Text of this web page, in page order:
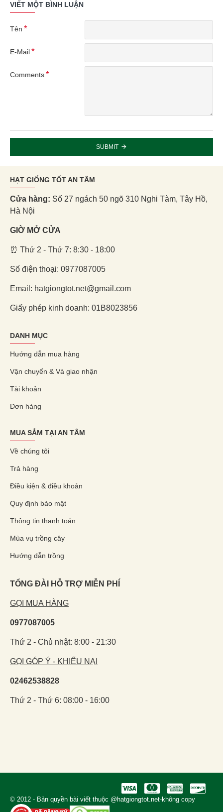
VIẾT MỘT BÌNH LUẬN
Tên
E-Mail
Comments
SUBMIT
HẠT GIỐNG TỐT AN TÂM
Cửa hàng: Số 27 ngách 50 ngõ 310 Nghi Tàm, Tây Hồ,
Hà Nội
GIỜ MỞ CỬA
⏰ Thứ 2 - Thứ 7: 8:30 - 18:00
Số điện thoại: 0977087005
Email: hatgiongtot.net@gmail.com
Giấy phép kinh doanh: 01B8023856
DANH MỤC
Hướng dẫn mua hàng
Vận chuyển & Và giao nhận
Tài khoản
Đơn hàng
MUA SẮM TẠI AN TÂM
Về chúng tôi
Trả hàng
Điều kiện & điều khoản
Quy định bảo mật
Thông tin thanh toán
Mùa vụ trồng cây
Hướng dẫn trồng
TỔNG ĐÀI HỖ TRỢ MIỄN PHÍ
GỌI MUA HÀNG
0977087005
Thứ 2 - Chủ nhật: 8:00 - 21:30
GỌI GÓP Ý - KHIẾU NẠI
02462538828
Thứ 2 - Thứ 6: 08:00 - 16:00
© 2012 - Bản quyền bài viết thuộc @hatgiongtot.net-không copy